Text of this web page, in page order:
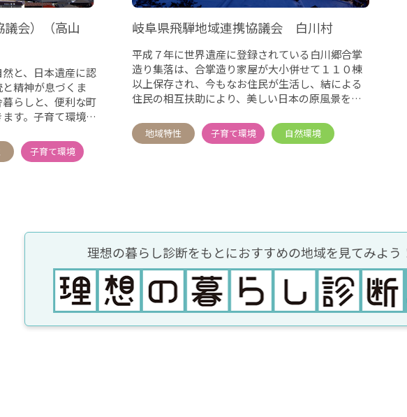
会）（高山
と、日本遺産に認
精神が息づくま
らしと、便利な町
す。子育て環境も
岐阜県飛騨地域連携協議会 白川村
平成７年に世界遺産に登録されている白川郷合掌
造り集落は、合掌造り家屋が大小併せて１１０棟
以上保存され、今もなお住民が生活し、結による
住民の相互扶助により、美しい日本の原風景を守
理想の暮らし診断をもとにおすすめの地域を見てみよう